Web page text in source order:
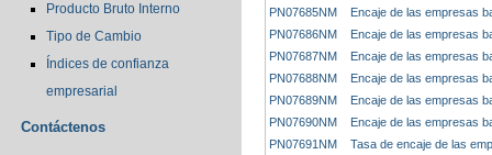
Producto Bruto Interno
Tipo de Cambio
Índices de confianza
empresarial
Contáctenos
PN07685NM
Encaje de las empresas
PN07686NM
Encaje de las empresas
PN07687NM
Encaje de las empresas
PN07688NM
Encaje de las empresas
PN07689NM
Encaje de las empresas
PN07690NM
Encaje de las empresas
PN07691NM
Tasa de encaje de las